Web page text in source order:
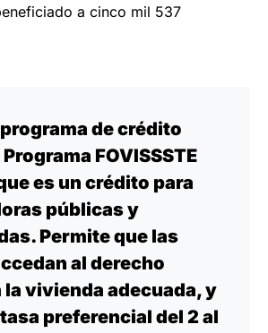
a cinco mil 537
de crédito
FOVISSSTE
es un crédito para
públicas y
Permite que las
al derecho
la vivienda adecuada, y
preferencial del 2 al